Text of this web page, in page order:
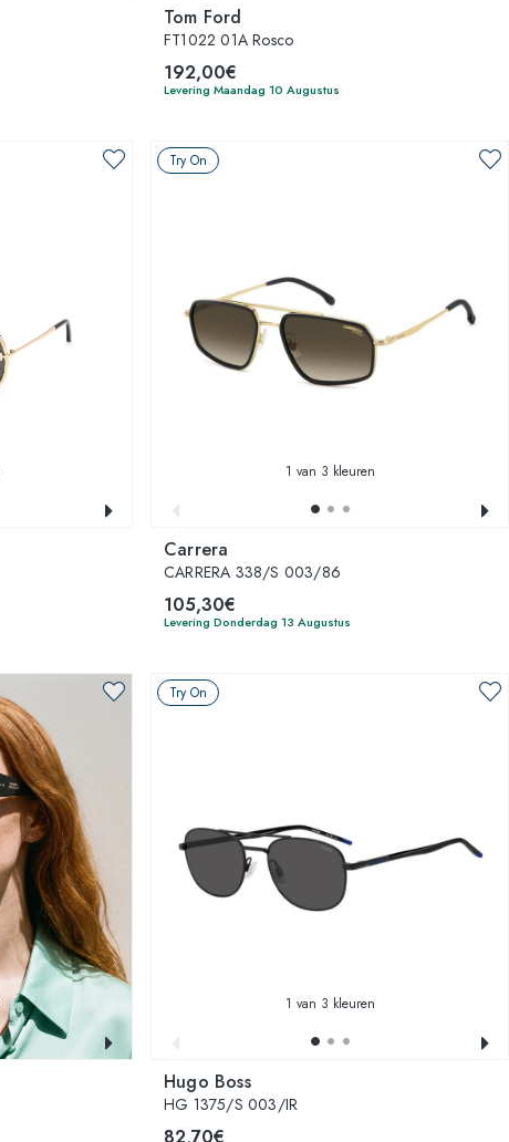
Tom Ford
FT1022 01A Rosco
192,00€
Levering Maandag 10 Augustus
Try On
1 van 3 kleuren
Carrera
CARRERA 338/S 003/86
105,30€
Levering Donderdag 13 Augustus
Try On
1 van 3 kleuren
Hugo Boss
HG 1375/S 003/IR